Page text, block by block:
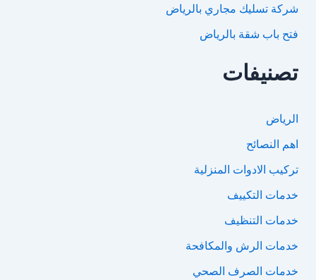
شركة تسليك مجاري بالرياض
فتح باب شقة بالرياض
تصنيفات
الرياض
اهم النصائح
تركيب الادوات المنزلية
خدمات التكييف
خدمات التنظيف
خدمات الرش والمكافحة
خدمات الصرف الصحي